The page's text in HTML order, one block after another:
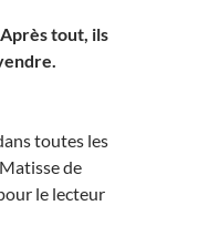
tout, ils
toutes les
de
le lecteur